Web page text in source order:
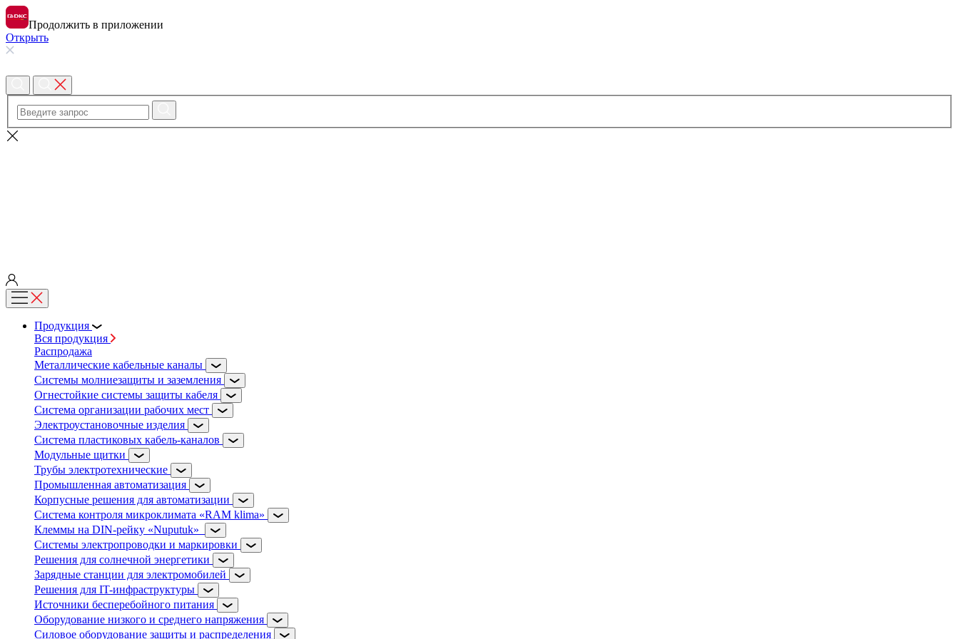
Продолжить в приложении
Открыть
Продукция
Вся продукция
Распродажа
Металлические кабельные каналы
Системы молниезащиты и заземления
Огнестойкие системы защиты кабеля
Система организации рабочих мест
Электроустановочные изделия
Система пластиковых кабель-каналов
Модульные щитки
Трубы электротехнические
Промышленная автоматизация
Корпусные решения для автоматизации
Система контроля микроклимата «RAM klima»
Клеммы на DIN-рейку «Nuputuk»
Системы электропроводки и маркировки
Решения для солнечной энергетики
Зарядные станции для электромобилей
Решения для IT-инфраструктуры
Источники бесперебойного питания
Оборудование низкого и среднего напряжения
Силовое оборудование защиты и распределения